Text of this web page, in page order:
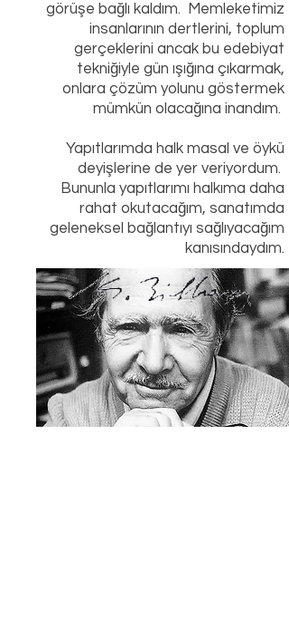
görüşe bağlı kaldım. Memleketimiz
insanlarının dertlerini, toplum
gerçeklerini ancak bu edebiyat
tekniğiyle gün ışığına çıkarmak,
onlara çözüm yolunu göstermek
mümkün olacağına inandım.
Yapıtlarımda halk masal ve öykü
deyişlerine de yer veriyordum.
Bununla yapıtlarımı halkıma daha
rahat okutacağım, sanatımda
geleneksel bağlantıyı sağlıyacağım
kanısındaydım.